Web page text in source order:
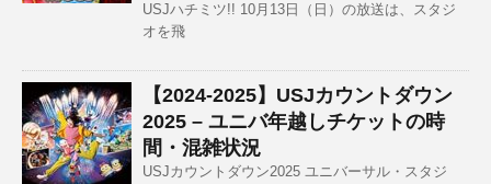
USJハチミツ!! 10月13日（日）の放送は、スタジ
オを飛
【2024-2025】USJカウントダウン
2025 – ユニバ年越しチケットの時
間・混雑状況
USJカウントダウン2025 ユニバーサル・スタジ